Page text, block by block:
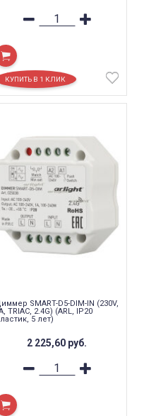
SMART-D5-DIM-IN (230V,
TRIAC, 2.4G) (ARL, IP20
5 лет)
2 225,60 руб.